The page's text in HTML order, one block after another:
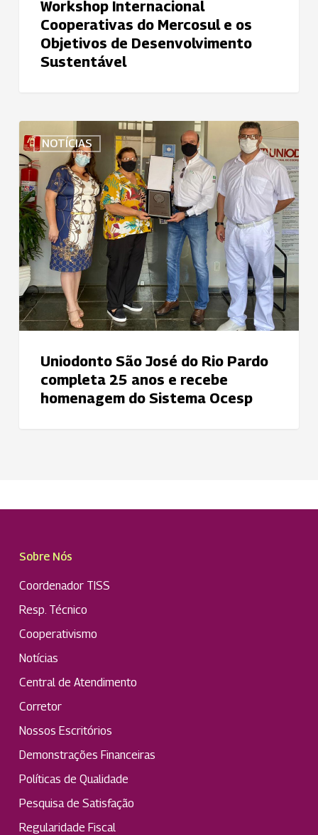
Desenvolvimento
Sustentável
Workshop Internacional
Cooperativas do Mercosul e os
Objetivos de Desenvolvimento
Sustentável
NOTÍCIAS
São
José
do
Rio
Pardo
completa
25
anos
e
recebe
homenagem
Sistema
Ocesp
Uniodonto São José do Rio Pardo
completa 25 anos e recebe
homenagem do Sistema Ocesp
Sobre Nós
Coordenador TISS
Resp. Técnico
Cooperativismo
Notícias
Central de Atendimento
Corretor
Nossos Escritórios
Demonstrações Financeiras
Políticas de Qualidade
Pesquisa de Satisfação
Regularidade Fiscal